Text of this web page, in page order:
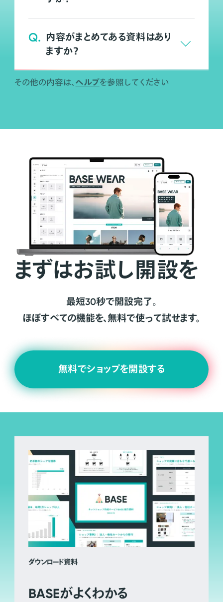
Q. 内容がまとめてある資料はあり
ますか？
その他の内容は、 ヘルプを参照してください
まずはお試し開設を
最短30秒で開設完了。
ほぼすべての機能を、無料で使って試せます。
無料でショップを開設する
ダウンロード資料
BASEがよくわかる